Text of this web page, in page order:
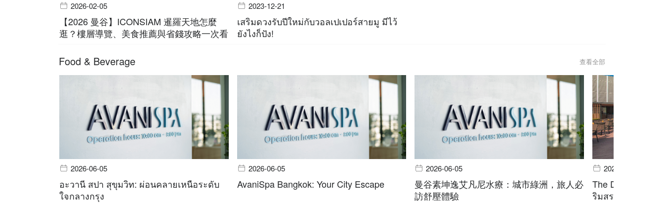
2026-02-05
【2026 曼谷】ICONSIAM 暹羅天地怎麼
逛？樓層導覽、美食推薦與省錢攻略一次看
2023-12-21
เสริมดวงรับปีใหม่กับวอลเปเปอร์สายมู มีไว้
ยังไงก็ปัง!
Food & Beverage 查看全部
2026-06-05
อะวานี สปา สุขุมวิท: ผ่อนคลายเหนือระดับ
ใจกลางกรุง
2026-06-05
AvaniSpa Bangkok: Your City Escape
2026-06-05
曼谷素坤逸艾凡尼水療：城市綠洲，旅人必
訪舒壓體驗
2026-06-05
The Deck @
ริมสระ สุขุมวิท บ